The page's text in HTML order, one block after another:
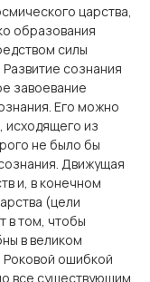
царства,
образования
силы
сознания
завоевание
Его можно
исходящего из
не было бы
Движущая
и, в конечном
(цели
в том, чтобы
в великом
Роковой ошибкой
все существующим